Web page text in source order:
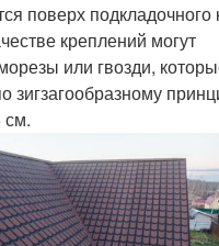
поверх подкладочного
креплений могут
или гвозди,
зигзагообразному
см.